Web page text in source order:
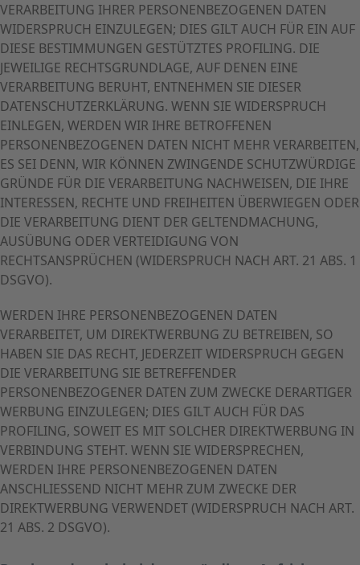
VERARBEITUNG IHRER PERSONENBEZOGENEN DATEN
WIDERSPRUCH EINZULEGEN; DIES GILT AUCH FÜR EIN AUF
DIESE BESTIMMUNGEN GESTÜTZTES PROFILING. DIE
JEWEILIGE RECHTSGRUNDLAGE, AUF DENEN EINE
VERARBEITUNG BERUHT, ENTNEHMEN SIE DIESER
DATENSCHUTZERKLÄRUNG. WENN SIE WIDERSPRUCH
EINLEGEN, WERDEN WIR IHRE BETROFFENEN
PERSONENBEZOGENEN DATEN NICHT MEHR VERARBEITEN,
ES SEI DENN, WIR KÖNNEN ZWINGENDE SCHUTZWÜRDIGE
GRÜNDE FÜR DIE VERARBEITUNG NACHWEISEN, DIE IHRE
INTERESSEN, RECHTE UND FREIHEITEN ÜBERWIEGEN ODER
DIE VERARBEITUNG DIENT DER GELTENDMACHUNG,
AUSÜBUNG ODER VERTEIDIGUNG VON
RECHTSANSPRÜCHEN (WIDERSPRUCH NACH ART. 21 ABS. 1
DSGVO).
WERDEN IHRE PERSONENBEZOGENEN DATEN
VERARBEITET, UM DIREKTWERBUNG ZU BETREIBEN, SO
HABEN SIE DAS RECHT, JEDERZEIT WIDERSPRUCH GEGEN
DIE VERARBEITUNG SIE BETREFFENDER
PERSONENBEZOGENER DATEN ZUM ZWECKE DERARTIGER
WERBUNG EINZULEGEN; DIES GILT AUCH FÜR DAS
PROFILING, SOWEIT ES MIT SOLCHER DIREKTWERBUNG IN
VERBINDUNG STEHT. WENN SIE WIDERSPRECHEN,
WERDEN IHRE PERSONENBEZOGENEN DATEN
ANSCHLIESSEND NICHT MEHR ZUM ZWECKE DER
DIREKTWERBUNG VERWENDET (WIDERSPRUCH NACH ART.
21 ABS. 2 DSGVO).